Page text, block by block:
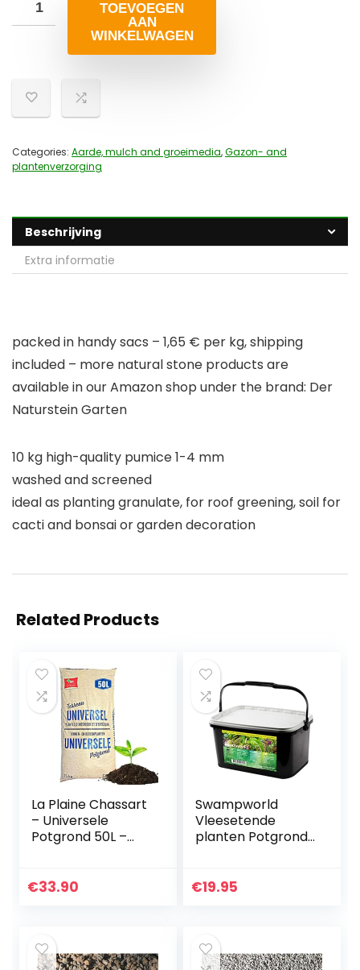
TOEVOEGEN
AAN
WINKELWAGEN
Categories: Aarde, mulch and groeimedia,Gazon- and
plantenverzorging
Beschrijving
Extra informatie
packed in handy sacs – 1,65 € per kg, shipping
included – more natural stone products are
available in our Amazon shop under the brand: Der
Naturstein Garten
10 kg high-quality pumice 1-4 mm
washed and screened
ideal as planting granulate, for roof greening, soil for
cacti and bonsai or garden decoration
Related Products
La Plaine Chassart
– Universele
Potgrond 50L –
Buitenplanten –
€33.90
Swampworld
Vleesetende
planten Potgrond
geschikt voor alle
€19.95